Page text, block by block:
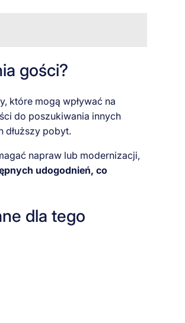
gości?
które mogą wpływać na
do poszukiwania innych
dłuższy pobyt.
napraw lub modernizacji,
udogodnień, co
dla tego